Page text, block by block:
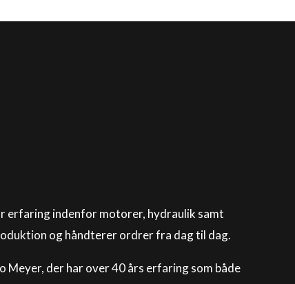
erfaring indenfor motorer, hydraulik samt
og håndterer ordrer fra dag til dag.
der har over 40 års erfaring som både